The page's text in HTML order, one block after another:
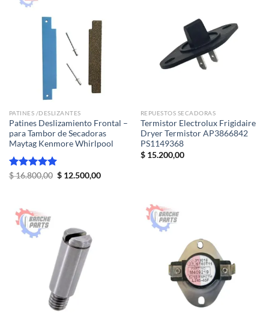
PATINES /DESLIZANTES
Patines Deslizamiento Frontal –
para Tambor de Secadoras
Maytag Kenmore Whirlpool
Valorado
$16.800,00 El
precio
$12.500,00El
REPUESTOS SECADORAS
Termistor Electrolux Frigidaire
Dryer Termistor AP3866842
PS1149368
$15.200,00